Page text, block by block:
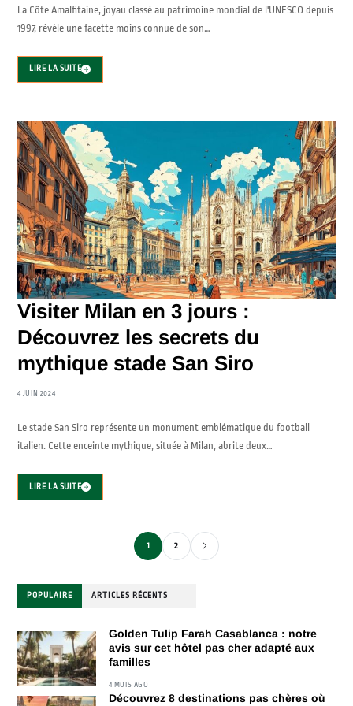
La Côte Amalfitaine, joyau classé au patrimoine mondial de l'UNESCO depuis
1997, révèle une facette moins connue de son…
LIRE LA SUITE
Visiter Milan en 3 jours :
Découvrez les secrets du
mythique stade San Siro
4 JUIN 2024
Le stade San Siro représente un monument emblématique du football
italien. Cette enceinte mythique, située à Milan, abrite deux…
LIRE LA SUITE
1 2
POPULAIRE ARTICLES RÉCENTS
Golden Tulip Farah Casablanca : notre
avis sur cet hôtel pas cher adapté aux
familles
4 MOIS AGO
Découvrez 8 destinations pas chères où